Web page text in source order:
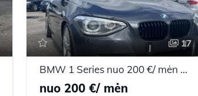
17
BMW 1 Series nuo 200 €/ mėn Dyzelinas 2012m. Hečbekas Mechaninė
nuo 200 €/ mėn